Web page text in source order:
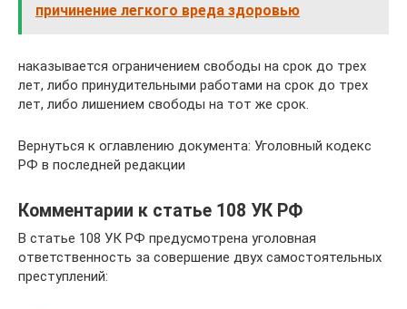
причинение легкого вреда здоровью
наказывается ограничением свободы на срок до трех
лет, либо принудительными работами на срок до трех
лет, либо лишением свободы на тот же срок.
Вернуться к оглавлению документа: Уголовный кодекс
РФ в последней редакции
Комментарии к статье 108 УК РФ
В статье 108 УК РФ предусмотрена уголовная
ответственность за совершение двух самостоятельных
преступлений: